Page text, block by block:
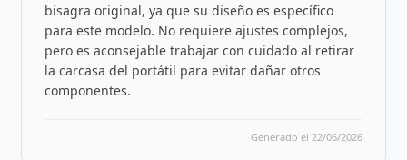
bisagra original, ya que su diseño es específico
para este modelo. No requiere ajustes complejos,
pero es aconsejable trabajar con cuidado al retirar
la carcasa del portátil para evitar dañar otros
componentes.
Generado el 22/06/2026